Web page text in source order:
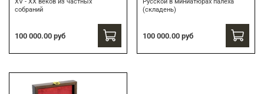
XV - XX веков из частных
собраний
100 000.00 руб
Русской в миниатюрах палеха
(складень)
100 000.00 руб